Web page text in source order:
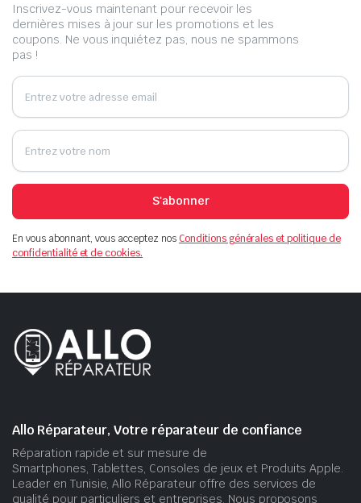
Inscrivez-vous maintenant pour recevoir les
dernières mises à jour sur les promotions et les
coupons. Ne vous inquiétez pas, nous ne spammons
pas !
S'abonner
En vous abonnant, vous acceptez nosConditions générales et politique de
confidentialité et de cookies.
Allo Réparateur, Votre réparateur de confiance
Réparation rapide et sur mesure de
Smartphones, Tablettes, Consoles de jeux et Produits Apple.
Leader en Tunisie, Allo Réparateur offre des services de
qualité pour particuliers et entreprises. Nous proposons